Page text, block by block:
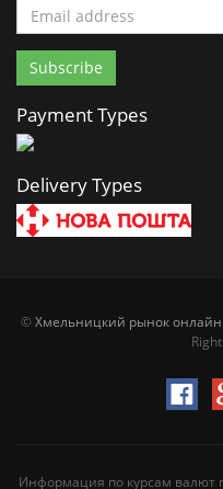
Payment Types
Delivery Types
©Хмельницкий рынок онлайн
Информация по курсам валют